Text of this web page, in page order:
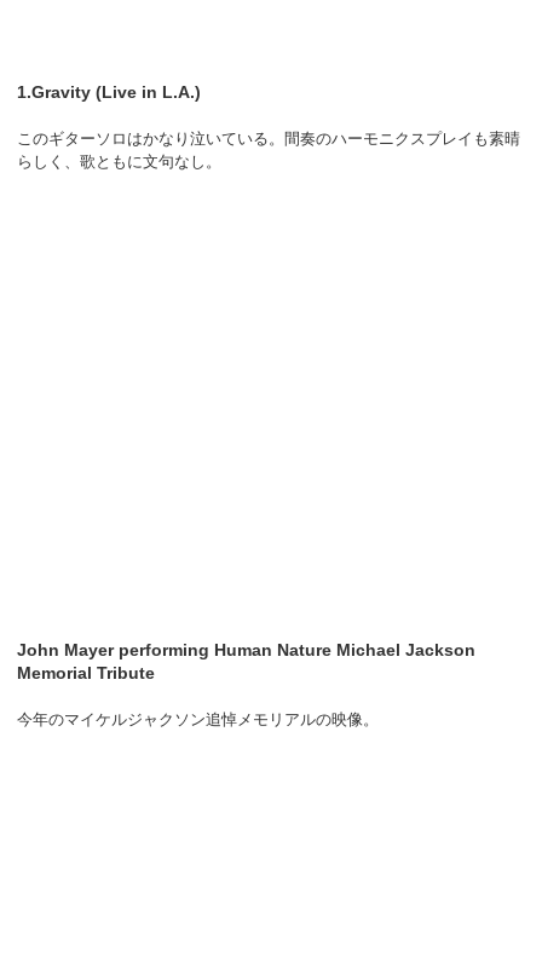
1.Gravity (Live in L.A.)
このギターソロはかなり泣いている。間奏のハーモニクスプレイも素晴
らしく、歌ともに文句なし。
John Mayer performing Human Nature Michael Jackson
Memorial Tribute
今年のマイケルジャクソン追悼メモリアルの映像。